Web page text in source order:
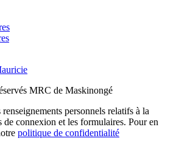
MRC de Maskinongé
personnels relatifs à la
de connexion et les formulaires. Pour en
politique de confidentialité